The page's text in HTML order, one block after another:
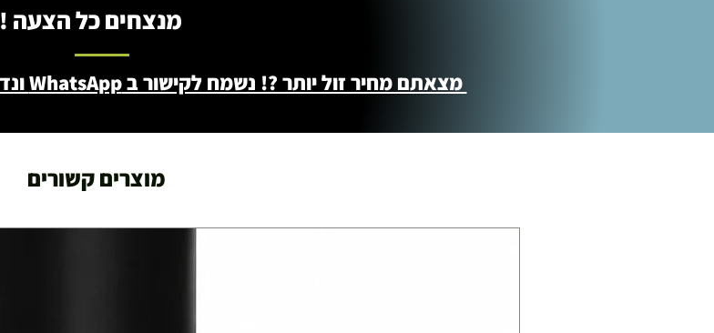
מנצחים כל הצעה !
מצאתם מחיר זול יותר ?! נשמח לקישור ב WhatsApp ונדאג שתשלמו פחות - 046722171
מוצרים קשורים